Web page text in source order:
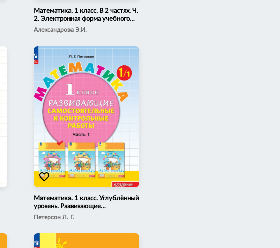
Математика. 1 класс. В 2 частях. Ч.
2. Электронная форма учебного
пособия
Александрова Э.И.
Математика. 1 класс. Углублённый
уровень. Развивающие
самостоятельные и контрольные
работы. Электронная форма
Часть 1
Петерсон Л. Г.
favorite_border